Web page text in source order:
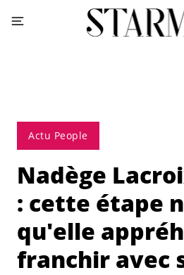
Actu People
Nadège
: cette étape
qu'elle
franchir avec